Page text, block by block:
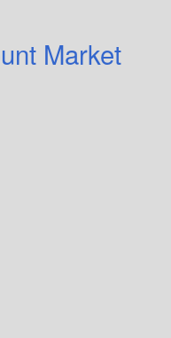
Market